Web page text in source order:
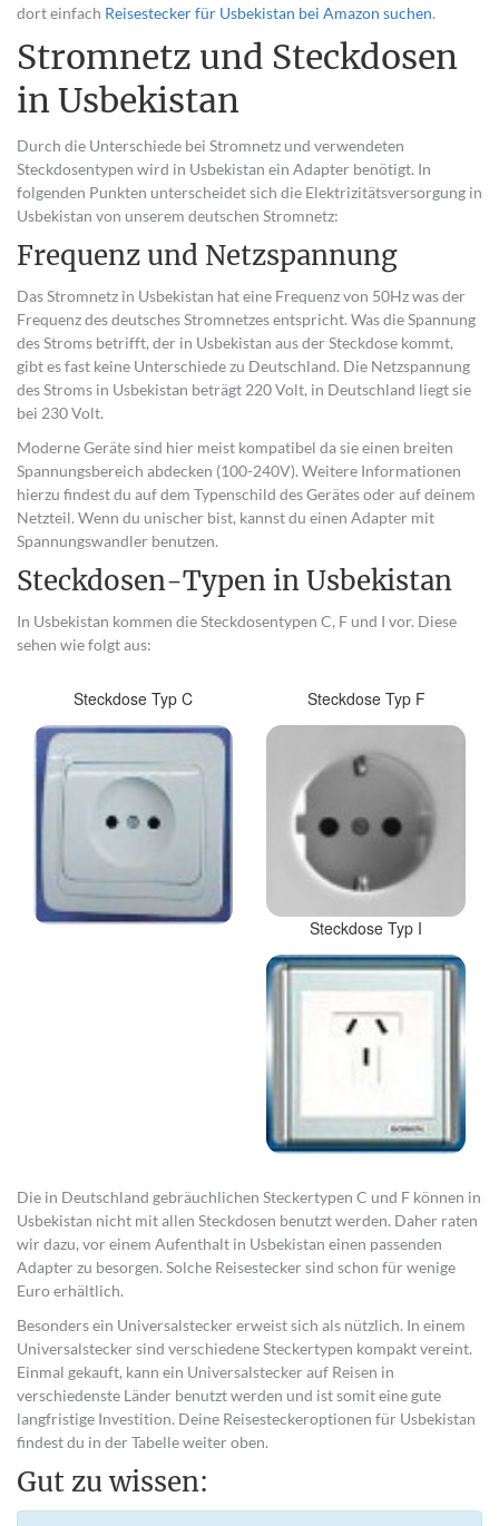
dort einfach Reisestecker für Usbekistan bei Amazon suchen.
Stromnetz und Steckdosen
in Usbekistan
Durch die Unterschiede bei Stromnetz und verwendeten
Steckdosentypen wird in Usbekistan ein Adapter benötigt. In
folgenden Punkten unterscheidet sich die Elektrizitätsversorgung in
Usbekistan von unserem deutschen Stromnetz:
Frequenz und Netzspannung
Das Stromnetz in Usbekistan hat eine Frequenz von 50Hz was der
Frequenz des deutsches Stromnetzes entspricht. Was die Spannung
des Stroms betrifft, der in Usbekistan aus der Steckdose kommt,
gibt es fast keine Unterschiede zu Deutschland. Die Netzspannung
des Stroms in Usbekistan beträgt 220 Volt, in Deutschland liegt sie
bei 230 Volt.
Moderne Geräte sind hier meist kompatibel da sie einen breiten
Spannungsbereich abdecken (100-240V). Weitere Informationen
hierzu findest du auf dem Typenschild des Gerätes oder auf deinem
Netzteil. Wenn du unischer bist, kannst du einen Adapter mit
Spannungswandler benutzen.
Steckdosen-Typen in Usbekistan
In Usbekistan kommen die Steckdosentypen C, F und I vor. Diese
sehen wie folgt aus:
Steckdose Typ C Steckdose Typ F
Steckdose Typ I
Die in Deutschland gebräuchlichen Steckertypen C und F können in
Usbekistan nicht mit allen Steckdosen benutzt werden. Daher raten
wir dazu, vor einem Aufenthalt in Usbekistan einen passenden
Adapter zu besorgen. Solche Reisestecker sind schon für wenige
Euro erhältlich.
Besonders ein Universalstecker erweist sich als nützlich. In einem
Universalstecker sind verschiedene Steckertypen kompakt vereint.
Einmal gekauft, kann ein Universalstecker auf Reisen in
verschiedenste Länder benutzt werden und ist somit eine gute
langfristige Investition. Deine Reisesteckeroptionen für Usbekistan
findest du in der Tabelle weiter oben.
Gut zu wissen: